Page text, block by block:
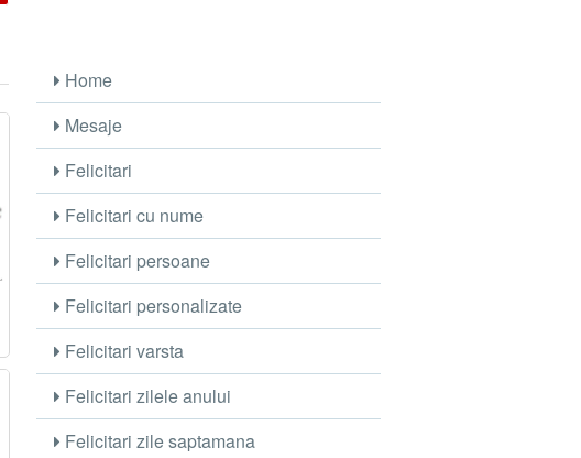
Home
Mesaje
Felicitari
Felicitari cu nume
Felicitari persoane
Felicitari personalizate
Felicitari varsta
Felicitari zilele anului
Felicitari zile saptamana